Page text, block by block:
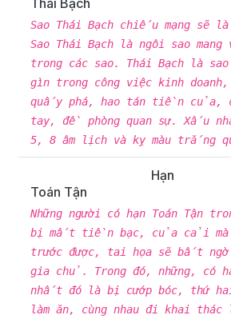
Thái Bạch
Sao Thái Bạch chiếu mạng sẽ
Sao Thái Bạch là ngôi sao
trong các sao. Thái Bạch là
gìn trong công việc kinh
quấy phá, hao tán tiền
tay, đề phòng quan sự. Xấu
5, 8 âm lịch và kỵ màu trắng
Hạn
Toán Tận
Những người có hạn Toán Tận
bị mất tiền bạc, của cải mà
trước được, tai họa sẽ bất
gia chủ. Trong đó, những, có
nhất đó là bị cướp bóc, thứ
làm ăn, cùng nhau đi khai